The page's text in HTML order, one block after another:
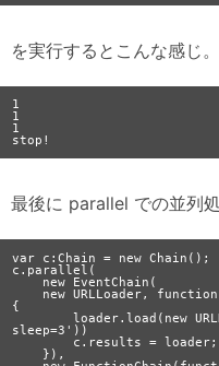
を実行するとこんな感じ
1
1
1
最後に parallel での並列
var c:Chain = new Chain();
c.parallel(
{
        loader.load(new URLRequest('http://paprika/sleep.rb?
sleep=3'))